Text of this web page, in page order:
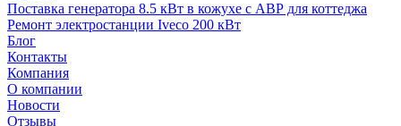
Поставка генератора 8.5 кВт в кожухе с АВР для коттеджа
Ремонт электростанции Iveco 200 кВт
Блог
Контакты
Компания
О компании
Новости
Отзывы